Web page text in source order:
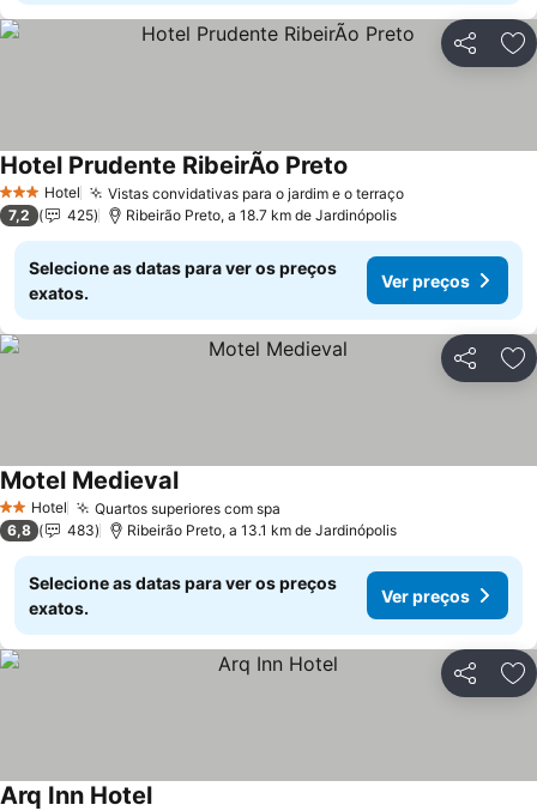
Partilhar
3 EstrelasHotel Vistas convidativas para o jardim e o terraço
Hotel Prudente RibeirÃo Preto
7,2 425 Ribeirão Preto, a 18.7 km de Jardinópolis
Selecione as datas para ver os preços
exatos.
Ver preços
Partilhar
2 Estrelas
Hotel Quartos superiores com spa
Motel Medieval
6,8 483 Ribeirão Preto, a 13.1 km de Jardinópolis
Selecione as datas para ver os preços
exatos.
Ver preços
Partilhar
Arq Inn Hotel